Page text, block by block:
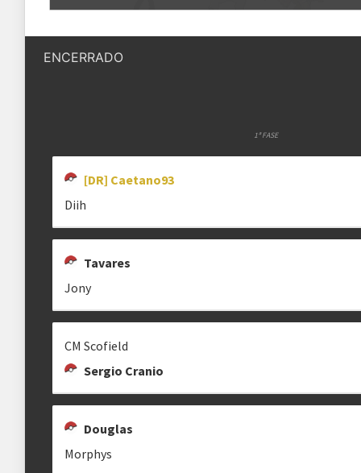
Formato
Rematches
Estrutura das chaves
Etapa única
STARCHEF
StarChef
DIIH TAVARES
[DR] Caetano93
ENCERRADO
1ª FASE
[DR] Caetano93
Diih
Tavares
Jony
CM Scofield
Sergio Cranio
Douglas
Morphys